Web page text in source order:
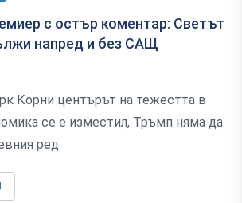
с остър коментар: Светът
напред и без САЩ
Корни центърът на тежестта в
се е изместил, Тръмп няма да
ред